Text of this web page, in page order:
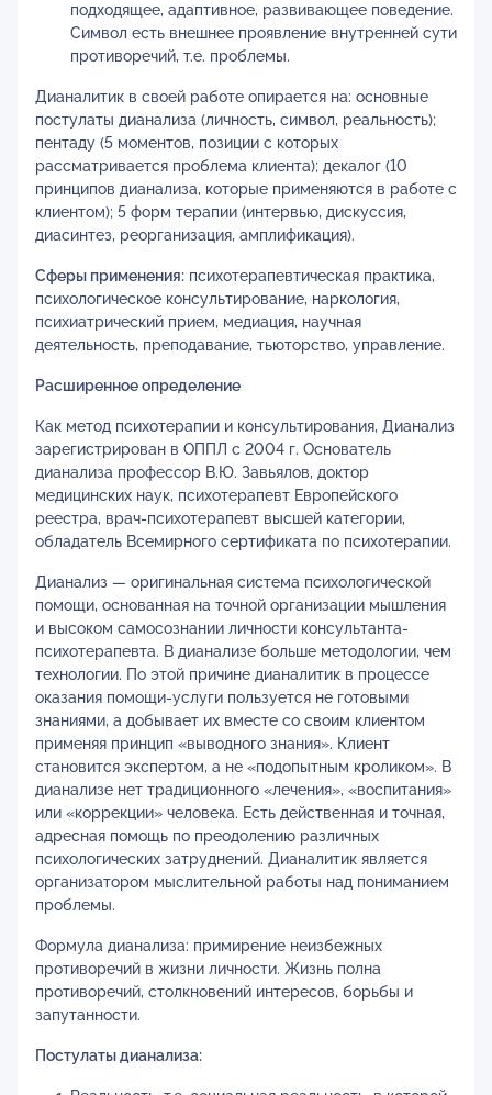
подходящее, адаптивное, развивающее поведение.
Символ есть внешнее проявление внутренней сути
противоречий, т.е. проблемы.
Дианалитик в своей работе опирается на: основные
постулаты дианализа (личность, символ, реальность);
пентаду (5 моментов, позиции с которых
рассматривается проблема клиента); декалог (10
принципов дианализа, которые применяются в работе с
клиентом); 5 форм терапии (интервью, дискуссия,
диасинтез, реорганизация, амплификация).
Сферы применения: психотерапевтическая практика,
психологическое консультирование, наркология,
психиатрический прием, медиация, научная
деятельность, преподавание, тьюторство, управление.
Расширенное определение
Как метод психотерапии и консультирования, Дианализ
зарегистрирован в ОППЛ с 2004 г. Основатель
дианализа профессор В.Ю. Завьялов, доктор
медицинских наук, психотерапевт Европейского
реестра, врач-психотерапевт высшей категории,
обладатель Всемирного сертификата по психотерапии.
Дианализ — оригинальная система психологической
помощи, основанная на точной организации мышления
и высоком самосознании личности консультанта-
психотерапевта. В дианализе больше методологии, чем
технологии. По этой причине дианалитик в процессе
оказания помощи-услуги пользуется не готовыми
знаниями, а добывает их вместе со своим клиентом
применяя принцип «выводного знания». Клиент
становится экспертом, а не «подопытным кроликом». В
дианализе нет традиционного «лечения», «воспитания»
или «коррекции» человека. Есть действенная и точная,
адресная помощь по преодолению различных
психологических затруднений. Дианалитик является
организатором мыслительной работы над пониманием
проблемы.
Формула дианализа: примирение неизбежных
противоречий в жизни личности. Жизнь полна
противоречий, столкновений интересов, борьбы и
запутанности.
Постулаты дианализа: